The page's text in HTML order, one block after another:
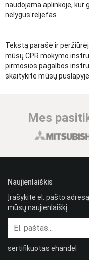
naudojama aplinkoje,
nelygus reljefas.
Tekstą parašė ir
mūsų CPR mokymo
pirmosios pagalbos
skaitykite mūsų puslapyje
Mes
Naujienlaiškis
Įrašykite el. pašto
mūsų naujienlaiškį.
sertifikuotas ehandel